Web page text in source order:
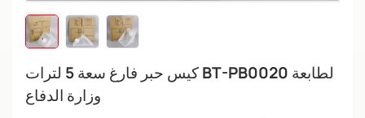
كيس حبر فارغ سعة 5 لترات BT-PB0020 لطابعة
وزارة الدفاع